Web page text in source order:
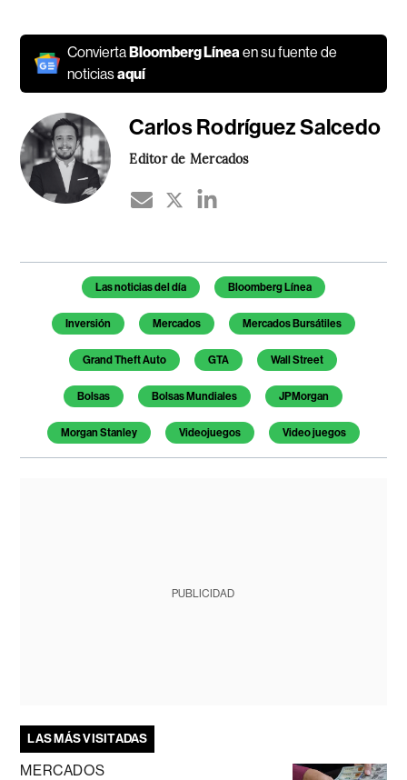
ConviertaBloomberg Línea en su fuente de
noticiasaquí
Carlos Rodríguez Salcedo
Editor de Mercados
Temas de este artículo
Las noticias del día Bloomberg Línea
Inversión Mercados Mercados Bursátiles
Grand Theft Auto GTA Wall Street
Bolsas Bolsas Mundiales JPMorgan
Morgan Stanley Videojuegos Video juegos
PUBLICIDAD
LAS MÁS VISITADAS
MERCADOS